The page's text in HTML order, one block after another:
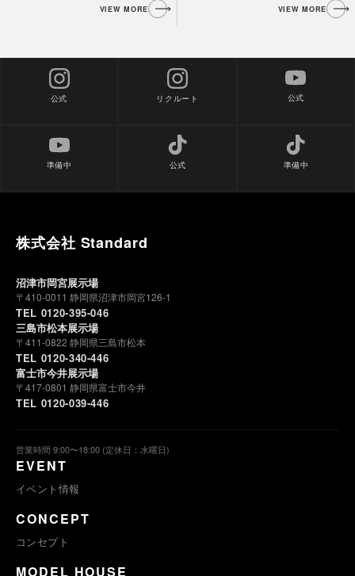
VIEW MORE VIEW MORE
公式 リクルート 公式
準備中 公式 準備中
株式会社 Standard
沼津市岡宮展示場
〒410-0011 静岡県沼津市岡宮126-1
TEL 0120-395-046
三島市松本展示場
〒411-0822 静岡県三島市松本
TEL 0120-340-446
富士市今井展示場
〒417-0801 静岡県富士市今井
TEL 0120-039-446
営業時間 9:00〜18:00 (定休日：水曜日)
EVENT
イベント情報
CONCEPT
コンセプト
MODEL HOUSE